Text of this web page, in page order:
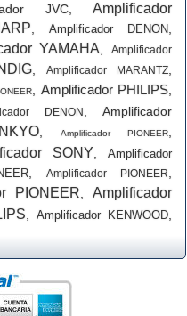
JVC, Amplificador
Amplificador DENON
YAMAHA
Amplificador
, Amplificador MARANTZ
Amplificador PHILIPS
DENON
Amplificador
, Amplificador PIONEER
SONY
Amplificador
Amplificador PIONEER
PIONEER
Amplificador
Amplificador KENWOOD